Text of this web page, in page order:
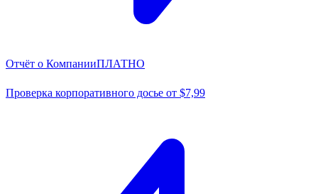
Отчёт о КомпанииПЛАТНО
Проверка корпоративного досье от $7,99